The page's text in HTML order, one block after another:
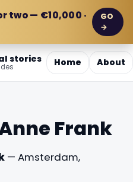
two — €10,000 ·
GO
→
stories Home About
Frank
— Amsterdam,